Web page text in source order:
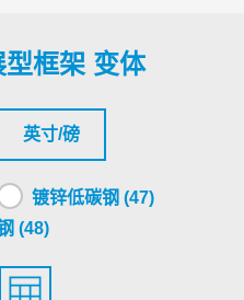
框架 变体
英寸/磅
镀锌低碳钢 (47)
(48)